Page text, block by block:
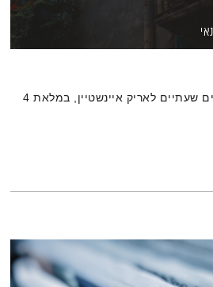
יובל בנאי ועמיר לב מקדישים שעתיים לאריק איינשטיין, במלאת 4